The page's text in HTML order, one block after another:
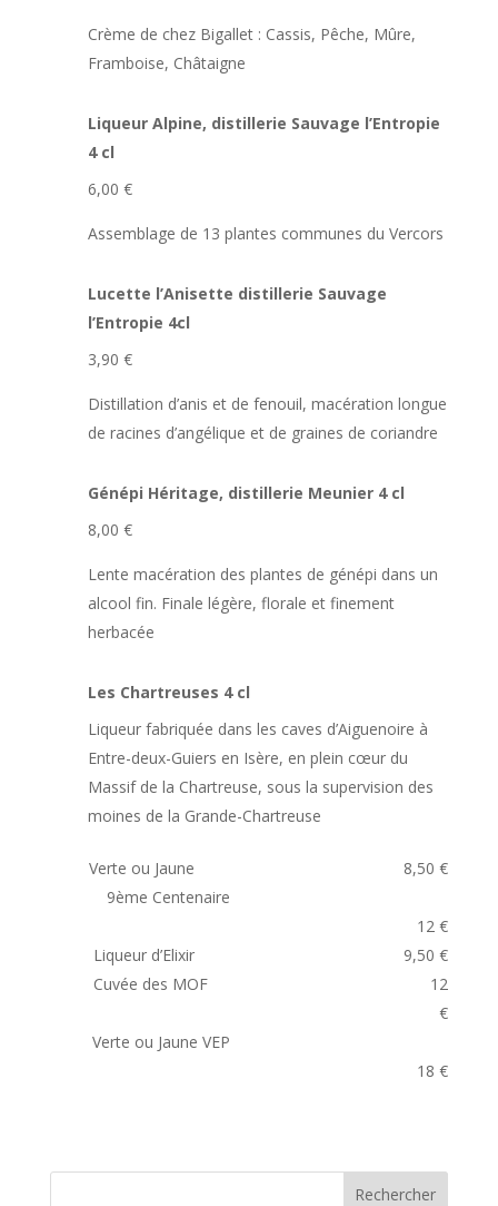
Crème de chez Bigallet : Cassis, Pêche, Mûre,
Framboise, Châtaigne
Liqueur Alpine, distillerie Sauvage l’Entropie
4 cl
6,00 €
Assemblage de 13 plantes communes du Vercors
Lucette l’Anisette distillerie Sauvage
l’Entropie 4cl
3,90 €
Distillation d’anis et de fenouil, macération longue
de racines d’angélique et de graines de coriandre
Génépi Héritage, distillerie Meunier 4 cl
8,00 €
Lente macération des plantes de génépi dans un
alcool fin. Finale légère, florale et finement
herbacée
Les Chartreuses 4 cl
Liqueur fabriquée dans les caves d’Aiguenoire à
Entre-deux-Guiers en Isère, en plein cœur du
Massif de la Chartreuse, sous la supervision des
moines de la Grande-Chartreuse
Verte ou Jaune 8,50 €
9ème Centenaire
12 €
Liqueur d’Elixir 9,50 €
Cuvée des MOF 12
€
Verte ou Jaune VEP
18 €